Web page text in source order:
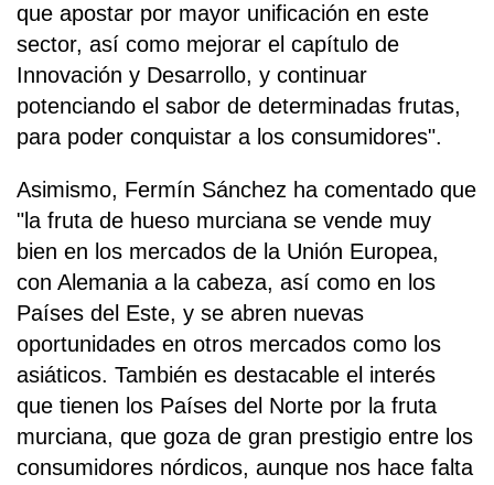
que apostar por mayor unificación en este
sector, así como mejorar el capítulo de
Innovación y Desarrollo, y continuar
potenciando el sabor de determinadas frutas,
para poder conquistar a los consumidores".
Asimismo, Fermín Sánchez ha comentado que
"la fruta de hueso murciana se vende muy
bien en los mercados de la Unión Europea,
con Alemania a la cabeza, así como en los
Países del Este, y se abren nuevas
oportunidades en otros mercados como los
asiáticos. También es destacable el interés
que tienen los Países del Norte por la fruta
murciana, que goza de gran prestigio entre los
consumidores nórdicos, aunque nos hace falta